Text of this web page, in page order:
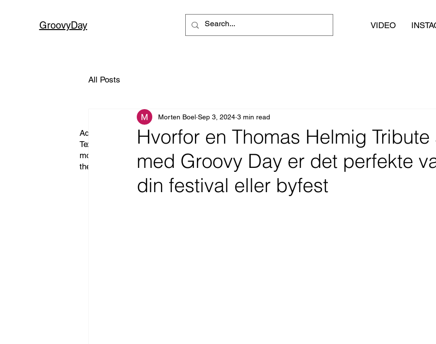
GroovyDay VIDEO
Add paragraph text. Click “Edit
Text” to update the font, size and
more. To change and reuse text
themes, go to Site Styles.
All Posts
Hvorfor en Thomas Helmig Tribute
med Groovy Day er det perfekte
din festival eller byfest
Morten Boel Sep 3, 2024 3 min read